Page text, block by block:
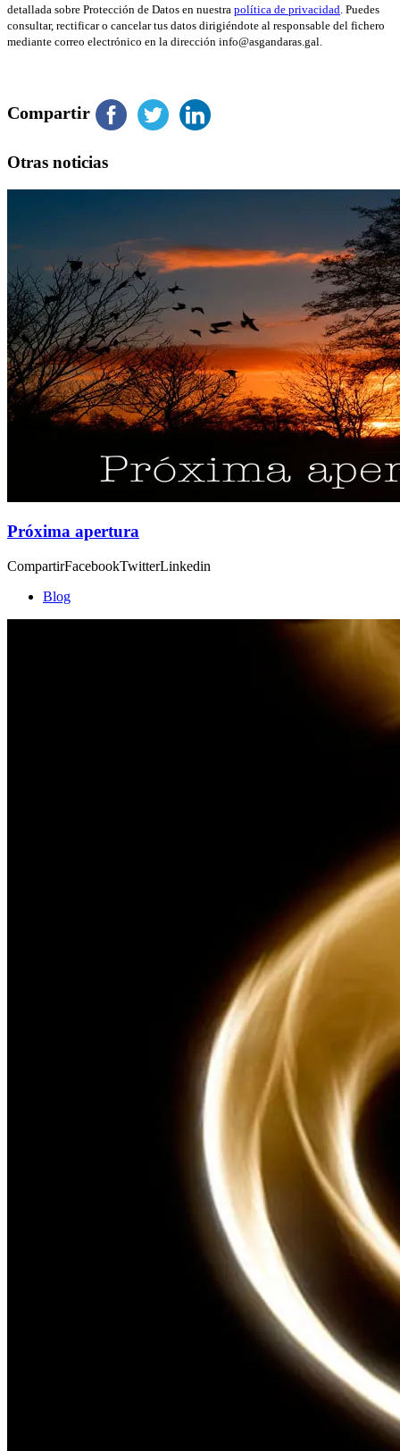
detallada sobre Protección de Datos en nuestra política de privacidad. Puedes
consultar, rectificar o cancelar tus datos dirigiéndote al responsable del fichero
mediante correo electrónico en la dirección info@asgandaras.gal.
Compartir
Otras noticias
Próxima apertura
CompartirFacebookTwitterLinkedin
Blog